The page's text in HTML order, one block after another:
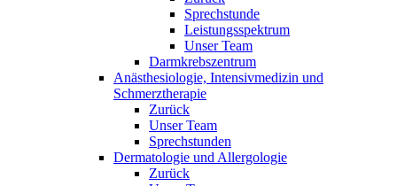
Sprechstunde
Leistungsspektrum
Unser Team
Darmkrebszentrum
Anästhesiologie, Intensivmedizin und
Schmerztherapie
Zurück
Unser Team
Sprechstunden
Dermatologie und Allergologie
Zurück